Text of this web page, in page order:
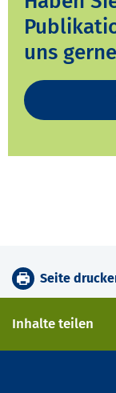
uns
Seite
Inhalte teilen